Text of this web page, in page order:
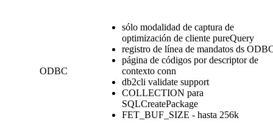
ODBC
sólo modalidad de captura de
optimización de cliente pureQuery
registro de línea de mandatos ds
página de códigos por descriptor de
contexto conn
db2cli validate support
COLLECTION para
SQLCreatePackage
FET_BUF_SIZE - hasta 256k